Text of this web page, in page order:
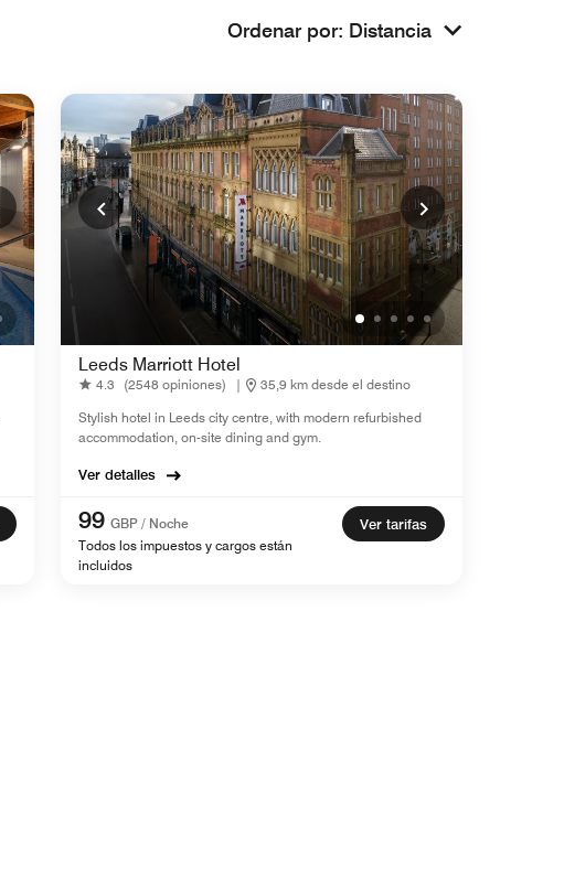
Ordenar por: Distancia
Leeds Marriott Hotel
4.3 (2548 opiniones) |
35,9 km desde el destino
Stylish hotel in Leeds city centre, with modern refurbished
accommodation, on-site dining and gym.
Ver detalles
99 GBP / Noche
Todos los impuestos y cargos están
incluidos
Ver tarifas